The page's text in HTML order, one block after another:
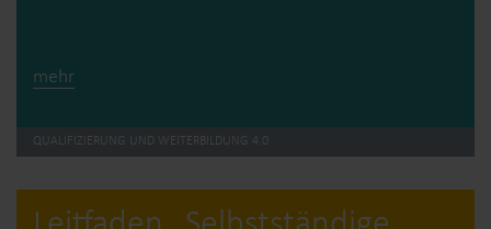
mehr
QUALIFIZIERUNG UND WEITERBILDUNG 4.0